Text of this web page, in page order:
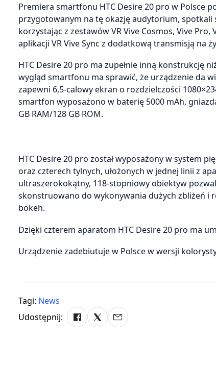
Premiera smartfonu HTC Desire 20 pro w Polsce
przygotowanym na tę okazję audytorium, spotkali
korzystając z zestawów VR Vive Cosmos, Vive Pro,
aplikacji VR Vive Sync z dodatkową transmisją na
HTC Desire 20 pro ma zupełnie inną konstrukcję
wygląd smartfonu ma sprawić, że urządzenie da
zapewni 6,5-calowy ekran o rozdzielczości
smartfon wyposażono w baterię 5000 mAh,
GB RAM/128 GB ROM.
HTC Desire 20 pro został wyposażony w system
oraz czterech tylnych, ułożonych w jednej linii z
ultraszerokokątny, 118-stopniowy obiektyw
skonstruowano do wykonywania dużych zbliżeń i
bokeh.
Dzięki czterem aparatom HTC Desire 20 pro ma
Urządzenie zadebiutuje w Polsce w wersji
Tagi: News
Udostępnij: